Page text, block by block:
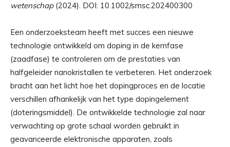
wetenschap(2024). DOI: 10.1002/smsc.202400300
Een onderzoeksteam heeft met succes een nieuwe
technologie ontwikkeld om doping in de kernfase
(zaadfase) te controleren om de prestaties van
halfgeleider nanokristallen te verbeteren. Het onderzoek
bracht aan het licht hoe het dopingproces en de locatie
verschillen afhankelijk van het type dopingelement
(doteringsmiddel). De ontwikkelde technologie zal naar
verwachting op grote schaal worden gebruikt in
geavanceerde elektronische apparaten, zoals